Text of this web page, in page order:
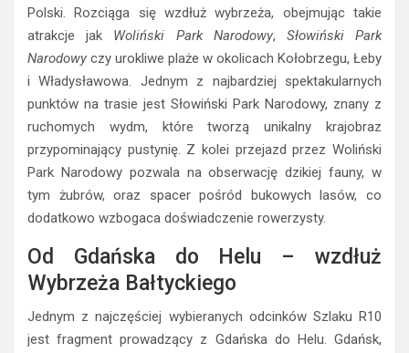
Polski. Rozciąga się wzdłuż wybrzeża, obejmując takie
atrakcje jak Woliński Park Narodowy, Słowiński Park
Narodowy czy urokliwe plaże w okolicach Kołobrzegu, Łeby
i Władysławowa. Jednym z najbardziej spektakularnych
punktów na trasie jest Słowiński Park Narodowy, znany z
ruchomych wydm, które tworzą unikalny krajobraz
przypominający pustynię. Z kolei przejazd przez Woliński
Park Narodowy pozwala na obserwację dzikiej fauny, w
tym żubrów, oraz spacer pośród bukowych lasów, co
dodatkowo wzbogaca doświadczenie rowerzysty.
Od Gdańska do Helu – wzdłuż
Wybrzeża Bałtyckiego
Jednym z najczęściej wybieranych odcinków Szlaku R10
jest fragment prowadzący z Gdańska do Helu. Gdańsk,